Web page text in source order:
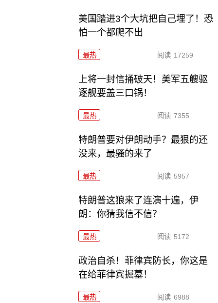
美国踏进3个大坑把自己埋了！恐
怕一个都爬不出
最热 阅读 17259
上将一封信捅破天！美军五艘驱
逐舰要盖三口锅！
最热 阅读 7355
特朗普要对伊朗动手？最狠的还
没来，最骚的来了
最热 阅读 5957
特朗普这狼来了连演十遍，伊
朗：你猜我信不信？
最热 阅读 5172
政治自杀！菲律宾防长，你这是
在给菲律宾掘墓！
最热 阅读 6988